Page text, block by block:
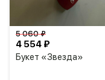
Букет «Звезда»
4 554 ₽
5 060 ₽